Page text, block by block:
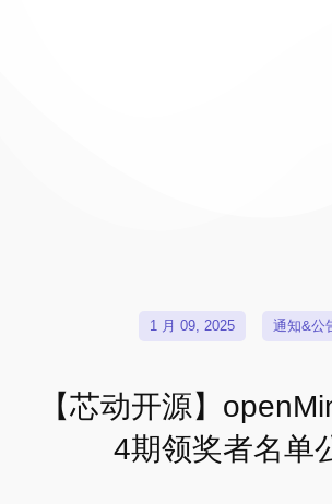
1 月 09, 2025 通知&公
【芯动开源】
4期领奖者名单